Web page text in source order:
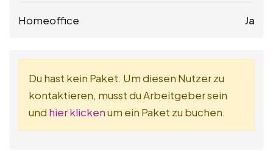
Homeoffice Ja
Du hast kein Paket. Um diesen Nutzer zu
kontaktieren, musst du Arbeitgeber sein
und hier klickenum ein Paket zu buchen.